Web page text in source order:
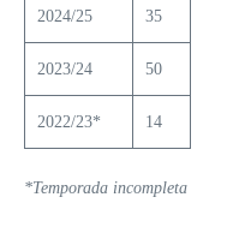
2024/25 35
2023/24 50
2022/23* 14
*Temporada incompleta